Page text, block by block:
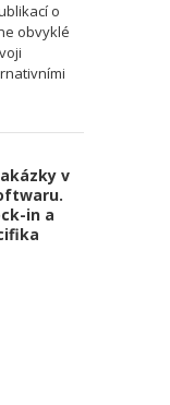
o
obvyklé
v
in a